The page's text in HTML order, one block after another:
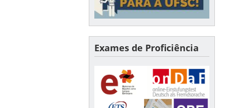
Exames de Proficiência